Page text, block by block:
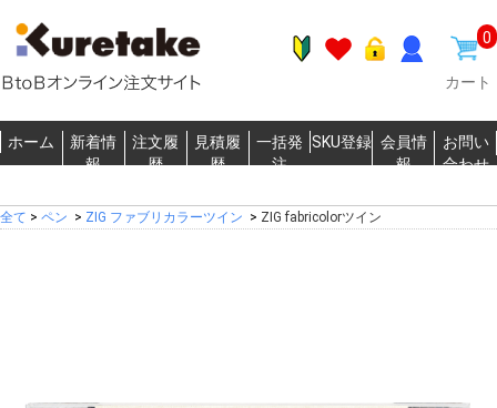
0
カート
ホーム
新着情
報
注文履
歴
見積履
歴
一括発
注
SKU登録 会員情
報
お問い
合わせ
全て > ペン > ZIG ファブリカラーツイン > ZIG fabricolorツイン